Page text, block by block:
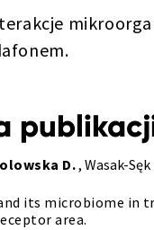
D., Wasak-
its microbiome in
area.